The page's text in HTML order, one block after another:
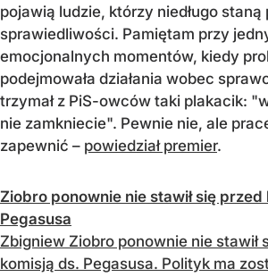
pojawią ludzie, którzy niedługo
sprawiedliwości. Pamiętam przy
emocjonalnych momentów, kiedy
podejmowała działania wobec
trzymał z PiS-owców taki plakacik:
nie zamkniecie". Pewnie nie, ale
zapewnić – powiedział premier.
Ziobro ponownie nie stawił się przed
Pegasusa
Zbigniew Ziobro ponownie nie stawił
komisją ds. Pegasusa. Polityk ma